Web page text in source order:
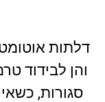
דלתות
והן לבידוד
סגורות,